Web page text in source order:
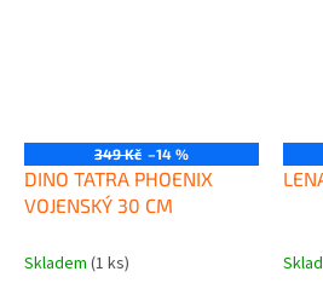
349 Kč –14 %
DINO TATRA PHOENIX
VOJENSKÝ 30 CM
Skladem (1 ks)